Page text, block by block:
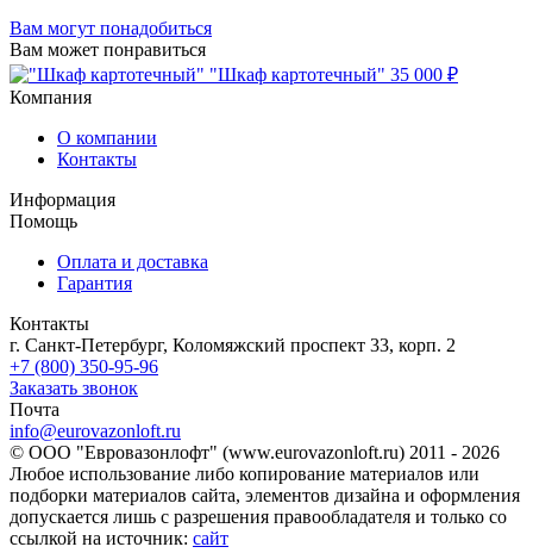
Вам могут понадобиться
Вам может понравиться
"Шкаф картотечный" 35 000 ₽
Компания
О компании
Контакты
Информация
Помощь
Оплата и доставка
Гарантия
Контакты
г. Санкт-Петербург, Коломяжский проспект 33, корп. 2
+7 (800) 350-95-96
Заказать звонок
Почта
info@eurovazonloft.ru
© ООО "Евровазонлофт" (www.eurovazonloft.ru) 2011 - 2026
Любое использование либо копирование материалов или
подборки материалов сайта, элементов дизайна и оформления
допускается лишь с разрешения правообладателя и только со
ссылкой на источник: сайт